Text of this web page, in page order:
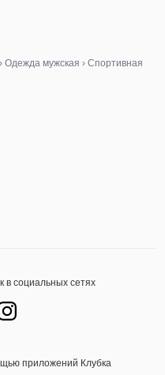
› Одежда мужская › Спортивная
в социальных сетях
приложений Клубка